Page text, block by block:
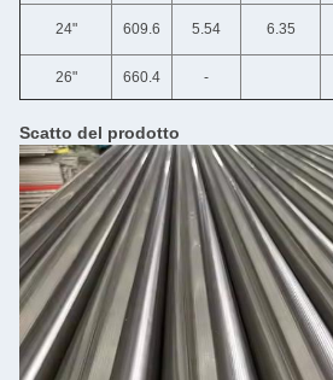
24" 609.6 5.54 6.35
26" 660.4 -
Scatto del prodotto